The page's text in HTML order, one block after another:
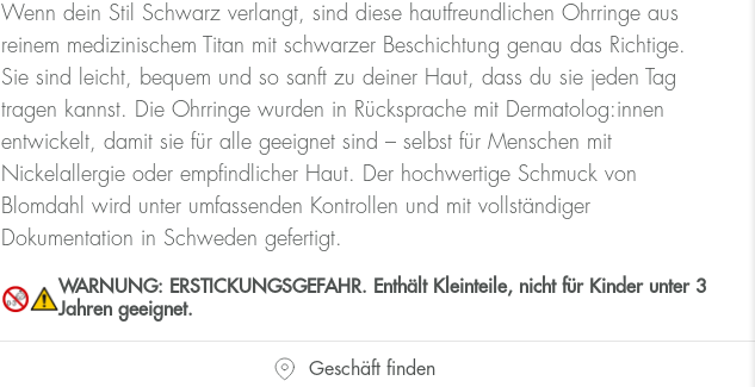
Wenn dein Stil Schwarz verlangt, sind diese hautfreundlichen Ohrringe aus
reinem medizinischem Titan mit schwarzer Beschichtung genau das Richtige.
Sie sind leicht, bequem und so sanft zu deiner Haut, dass du sie jeden Tag
tragen kannst. Die Ohrringe wurden in Rücksprache mit Dermatolog:innen
entwickelt, damit sie für alle geeignet sind – selbst für Menschen mit
Nickelallergie oder empfindlicher Haut. Der hochwertige Schmuck von
Blomdahl wird unter umfassenden Kontrollen und mit vollständiger
Dokumentation in Schweden gefertigt.
WARNUNG: ERSTICKUNGSGEFAHR. Enthält Kleinteile, nicht für Kinder unter 3
Jahren geeignet.
Geschäft finden